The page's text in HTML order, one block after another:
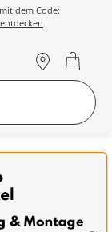
dem Code: